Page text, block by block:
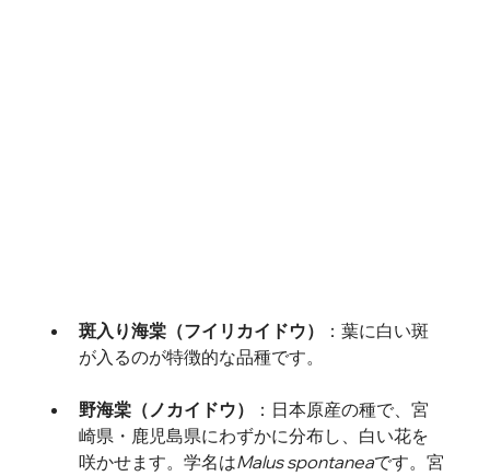
斑入り海棠（フイリカイドウ） ：葉に白い斑
が入るのが特徴的な品種です。
野海棠（ノカイドウ） ： 日本原産の種で、宮
崎県・鹿児島県にわずかに分布し、白い花を
咲かせます。学名はMalus spontaneaです。宮